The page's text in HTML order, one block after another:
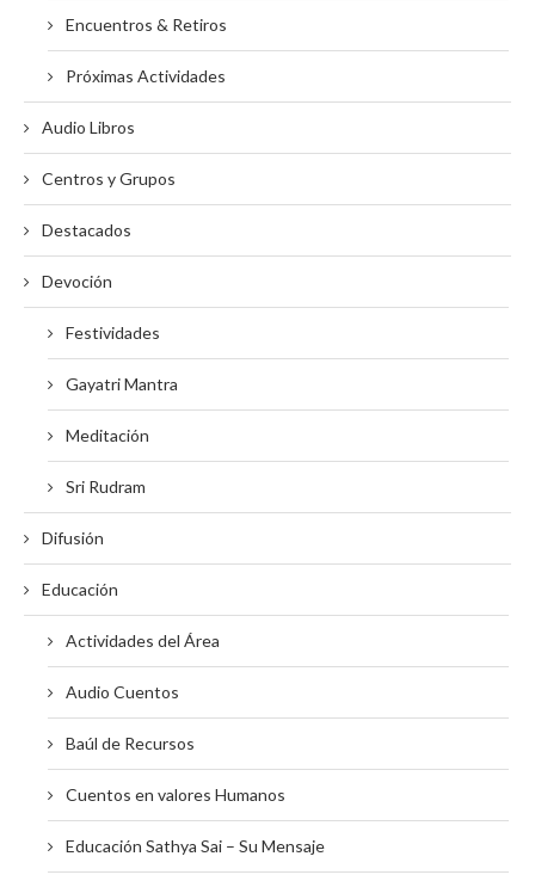
Encuentros & Retiros
Próximas Actividades
Audio Libros
Centros y Grupos
Destacados
Devoción
Festividades
Gayatri Mantra
Meditación
Sri Rudram
Difusión
Educación
Actividades del Área
Audio Cuentos
Baúl de Recursos
Cuentos en valores Humanos
Educación Sathya Sai – Su Mensaje